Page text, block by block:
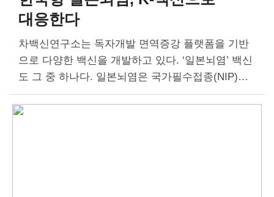
대응한다
차백신연구소는 독자개발 면역증강 플랫폼을 기반
으로 다양한 백신을 개발하고 있다. ‘일본뇌염’ 백신
도 그 중 하나다. 일본뇌염은 국가필수접종(NIP)으
로 지정될 정도로 중요도가 높지만, 현재 사용 중인
백신은 유전자형이 변화된 바이러스에 제대로 대응